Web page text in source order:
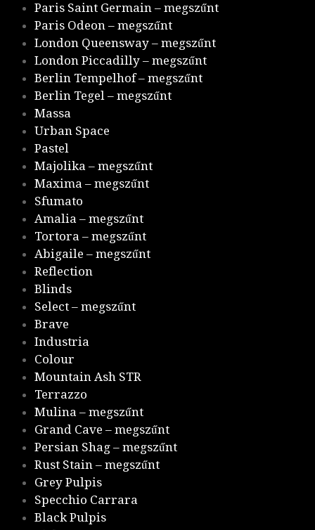
Paris Saint Germain – megszűnt
Paris Odeon – megszűnt
London Queensway – megszűnt
London Piccadilly – megszűnt
Berlin Tempelhof – megszűnt
Berlin Tegel – megszűnt
Massa
Urban Space
Pastel
Majolika – megszűnt
Maxima – megszűnt
Sfumato
Amalia – megszűnt
Tortora – megszűnt
Abigaile – megszűnt
Reflection
Blinds
Select – megszűnt
Brave
Industria
Colour
Mountain Ash STR
Terrazzo
Mulina – megszűnt
Grand Cave – megszűnt
Persian Shag – megszűnt
Rust Stain – megszűnt
Grey Pulpis
Specchio Carrara
Black Pulpis